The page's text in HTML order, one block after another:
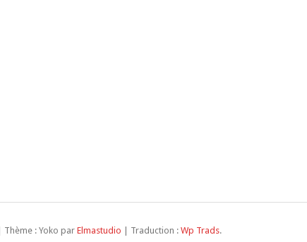
Thème : Yoko par Elmastudio | Traduction : Wp Trads.